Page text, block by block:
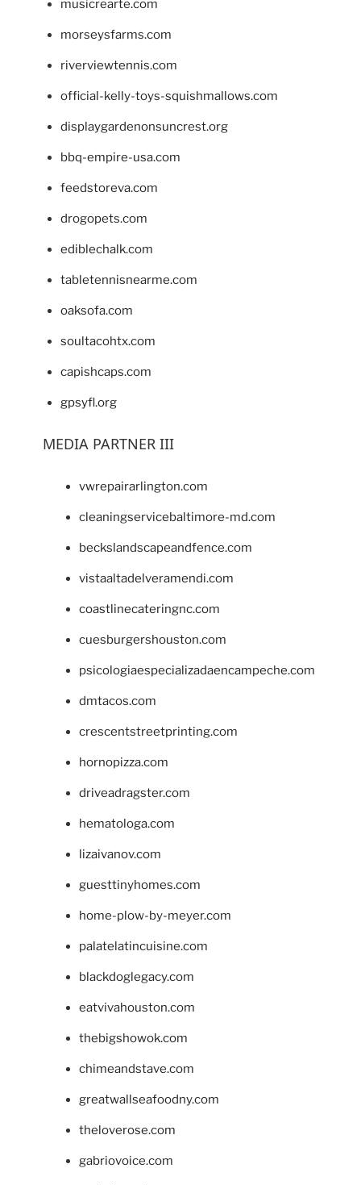
musicrearte.com
morseysfarms.com
riverviewtennis.com
official-kelly-toys-squishmallows.com
displaygardenonsuncrest.org
bbq-empire-usa.com
feedstoreva.com
drogopets.com
ediblechalk.com
tabletennisnearme.com
oaksofa.com
soultacohtx.com
capishcaps.com
gpsyfl.org
MEDIA PARTNER III
vwrepairarlington.com
cleaningservicebaltimore-md.com
beckslandscapeandfence.com
vistaaltadelveramendi.com
coastlinecateringnc.com
cuesburgershouston.com
psicologiaespecializadaencampeche.com
dmtacos.com
crescentstreetprinting.com
hornopizza.com
driveadragster.com
hematologa.com
lizaivanov.com
guesttinyhomes.com
home-plow-by-meyer.com
palatelatincuisine.com
blackdoglegacy.com
eatvivahouston.com
thebigshowok.com
chimeandstave.com
greatwallseafoodny.com
theloverose.com
gabriovoice.com